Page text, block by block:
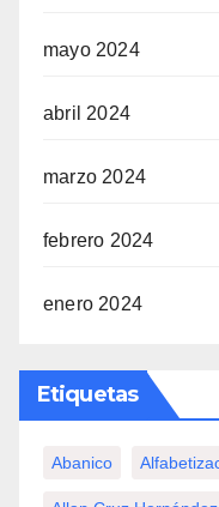
mayo 2024
abril 2024
marzo 2024
febrero 2024
enero 2024
Etiquetas
Abanico